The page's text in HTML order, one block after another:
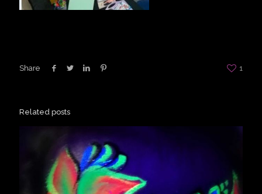
Share 1
Related posts